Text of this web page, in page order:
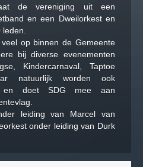
de vereniging uit een
en een Dweilorkest en
op binnen de Gemeente
bij diverse evenementen
Kindercarnaval, Taptoe
natuurlijk worden ook
en doet SDG mee aan
leiding van Marcel van
onder leiding van Durk